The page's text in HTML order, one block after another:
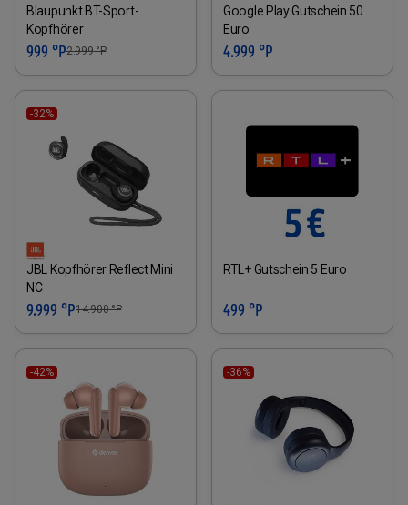
Blaupunkt BT-Sport-
Kopfhörer
999 °P2.999°P
Google Play Gutschein 50
Euro
4.999 °P
-32%
JBL Kopfhörer Reflect Mini
NC
9.999 °P14.900°P
RTL+ Gutschein 5 Euro
499 °P
-42% -36%